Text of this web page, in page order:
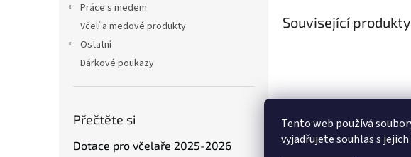
Tento web používá
vyjadřujete souhlas s
Práce s medem
Včelí a medové produkty
Ostatní
Dárkové poukazy
Přečtěte si
Dotace pro včelaře 2025-2026
Související produkty